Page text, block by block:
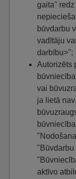
gaita"
būvdarbu
vadītāju
darbību>";
Autorizēts
vai
ja lietā
"Būvdarbu
aktīvo